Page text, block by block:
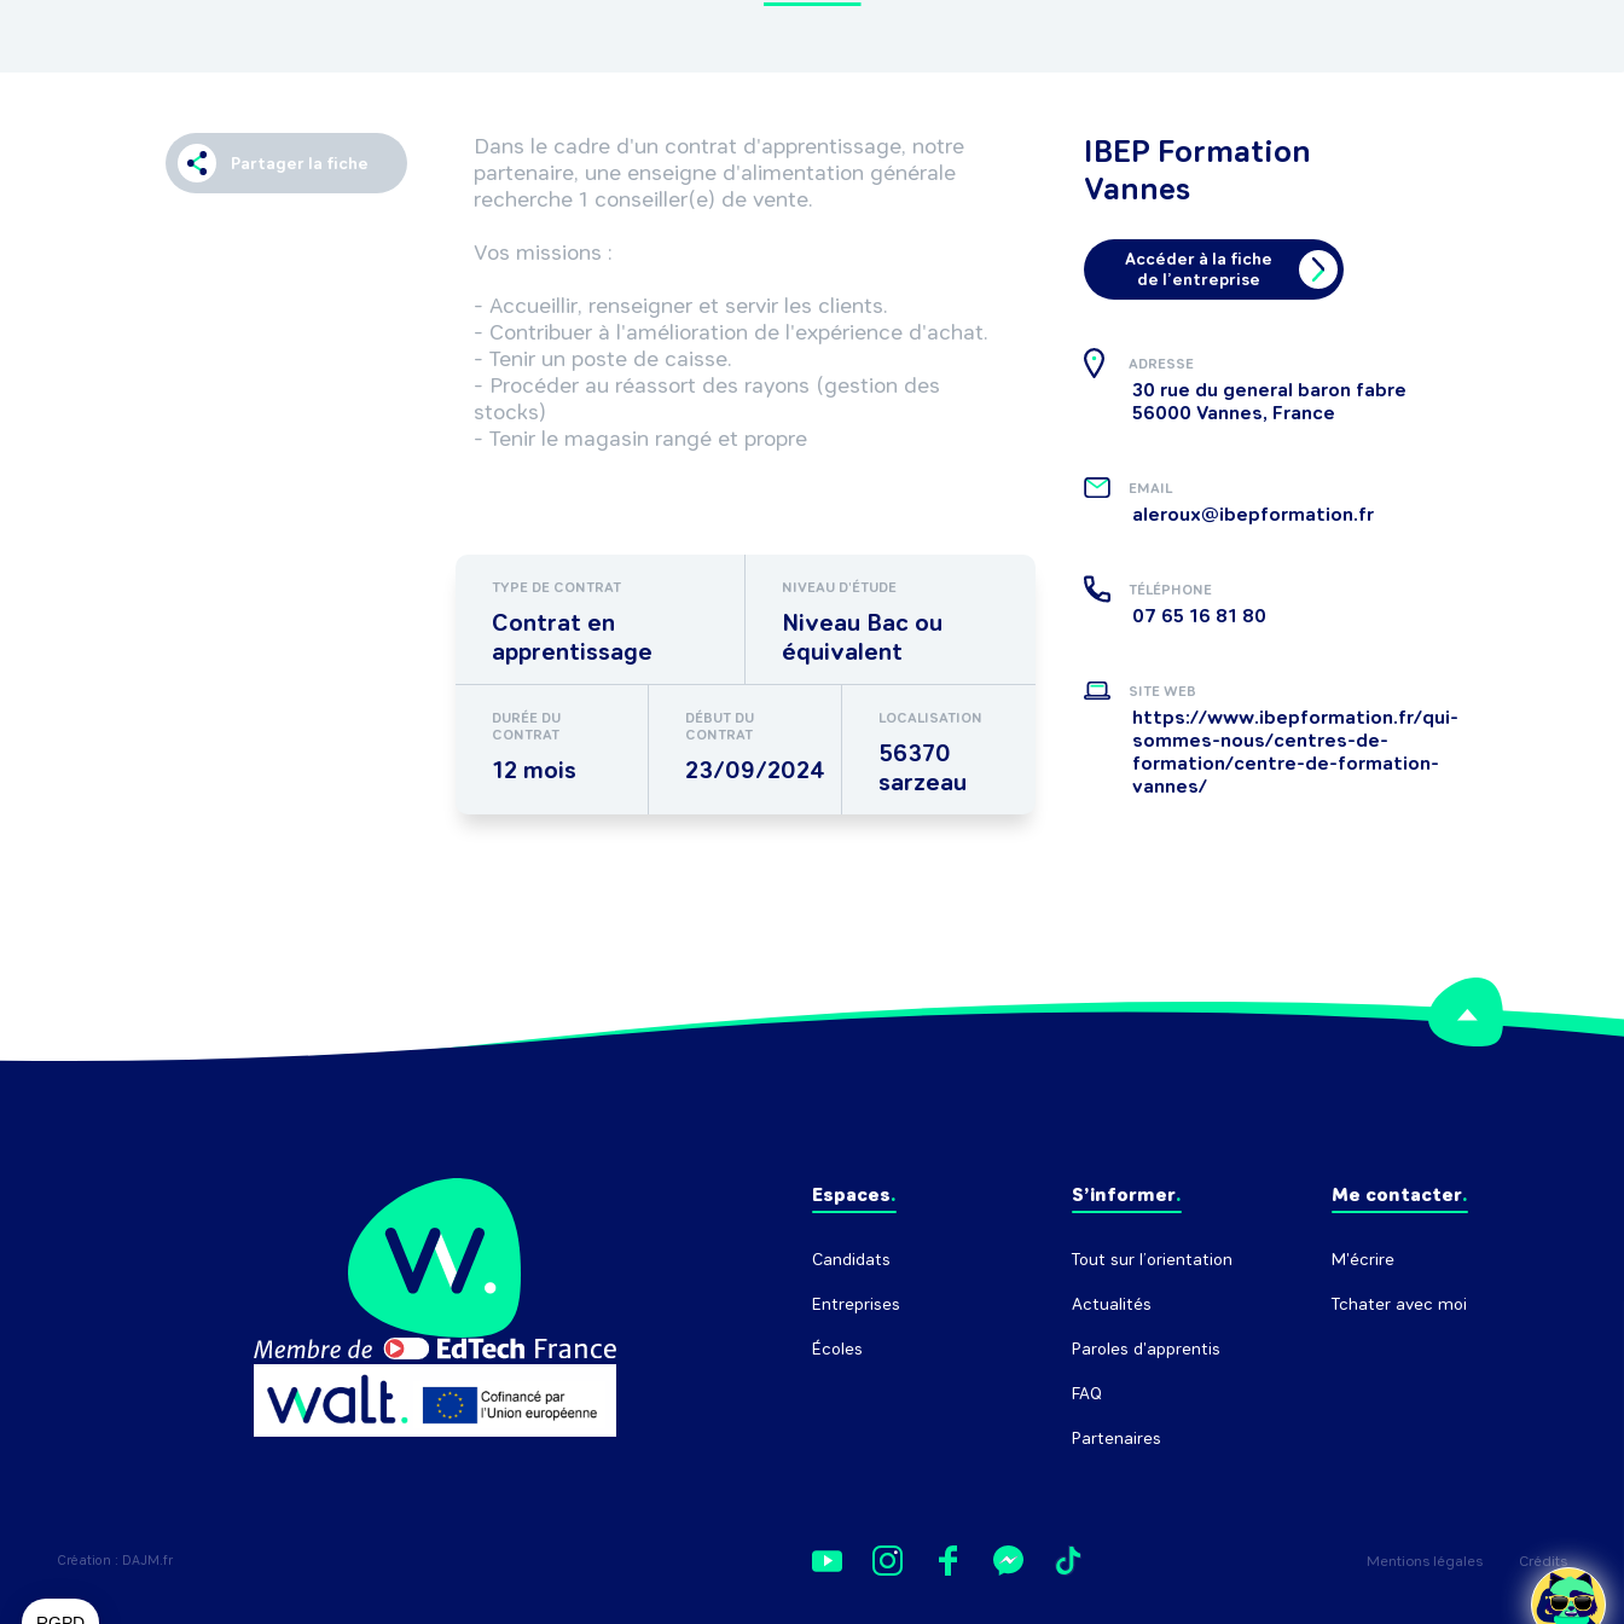
Partager la fiche
Dans le cadre d'un contrat d'apprentissage, notre
partenaire, une enseigne d'alimentation générale
recherche 1 conseiller(e) de vente.
Vos missions :
- Accueillir, renseigner et servir les clients.
- Contribuer à l'amélioration de l'expérience d'achat.
- Tenir un poste de caisse.
- Procéder au réassort des rayons (gestion des
stocks)
- Tenir le magasin rangé et propre
TYPE DE CONTRAT
Contrat en
apprentissage
NIVEAU D'ÉTUDE
Niveau Bac ou
équivalent
DURÉE DU
CONTRAT
12 mois
DÉBUT DU
CONTRAT
23/09/2024
LOCALISATION
56370
sarzeau
IBEP Formation
Vannes
Accéder à la fiche
de l’entreprise
ADRESSE
30 rue du general baron fabre
56000 Vannes, France
EMAIL
aleroux@ibepformation.fr
TÉLÉPHONE
07 65 16 81 80
SITE WEB
https://www.ibepformation.fr/qui-
sommes-nous/centres-de-
formation/centre-de-formation-
vannes/
Espaces
Candidats
Entreprises
Écoles
S’informer
Tout sur l’orientation
Actualités
Paroles d'apprentis
FAQ
Partenaires
Me contacter
M'écrire
Tchater avec moi
Création : DAJM.fr Mentions légales Crédits